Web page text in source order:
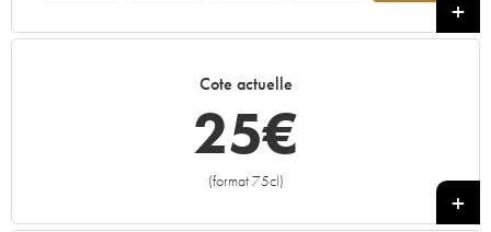
1996
1989
Cote actuelle
25€
(format 75cl)
+